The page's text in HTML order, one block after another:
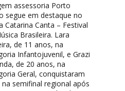
assessoria Porto
segue em destaque no
Catarina Canta – Festival
Brasileira. Lara
de 11 anos, na
Infantojuvenil, e Grazi
de 20 anos, na
Geral, conquistaram
na semifinal regional após